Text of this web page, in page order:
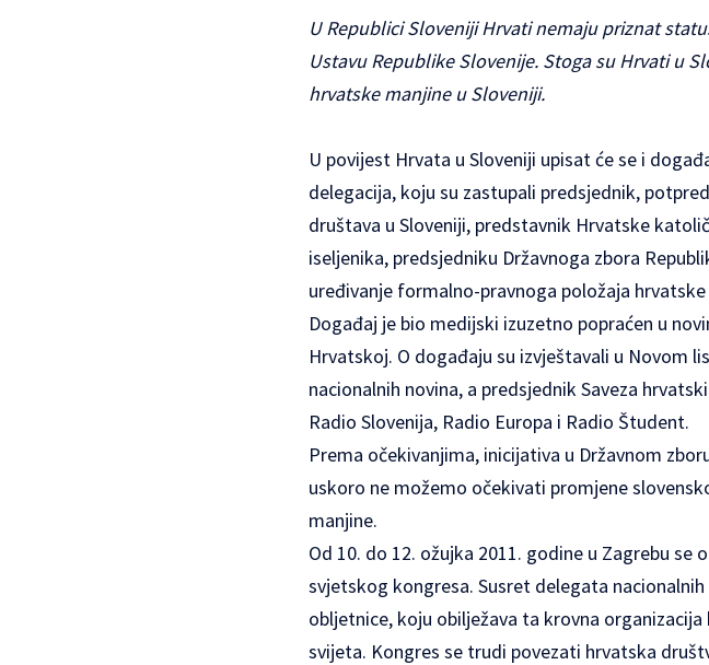
U Republici Sloveniji Hrvati nemaju priznat
Ustavu Republike Slovenije. Stoga su Hrvati u
hrvatske manjine u Sloveniji.
U povijest Hrvata u Sloveniji upisat će se i
delegacija, koju su zastupali predsjednik,
društava u Sloveniji, predstavnik Hrvatske
iseljenika, predsjedniku Državnoga zbora
uređivanje formalno-pravnoga položaja hrvatske
Događaj je bio medijski izuzetno popraćen u
Hrvatskoj. O događaju su izvještavali u Novom
nacionalnih novina, a predsjednik Saveza
Radio Slovenija, Radio Europa i Radio Študent.
Prema očekivanjima, inicijativa u Državnom
uskoro ne možemo očekivati promjene
manjine.
Od 10. do 12. ožujka 2011. godine u Zagrebu
svjetskog kongresa. Susret delegata
obljetnice, koju obilježava ta krovna
svijeta. Kongres se trudi povezati hrvatska